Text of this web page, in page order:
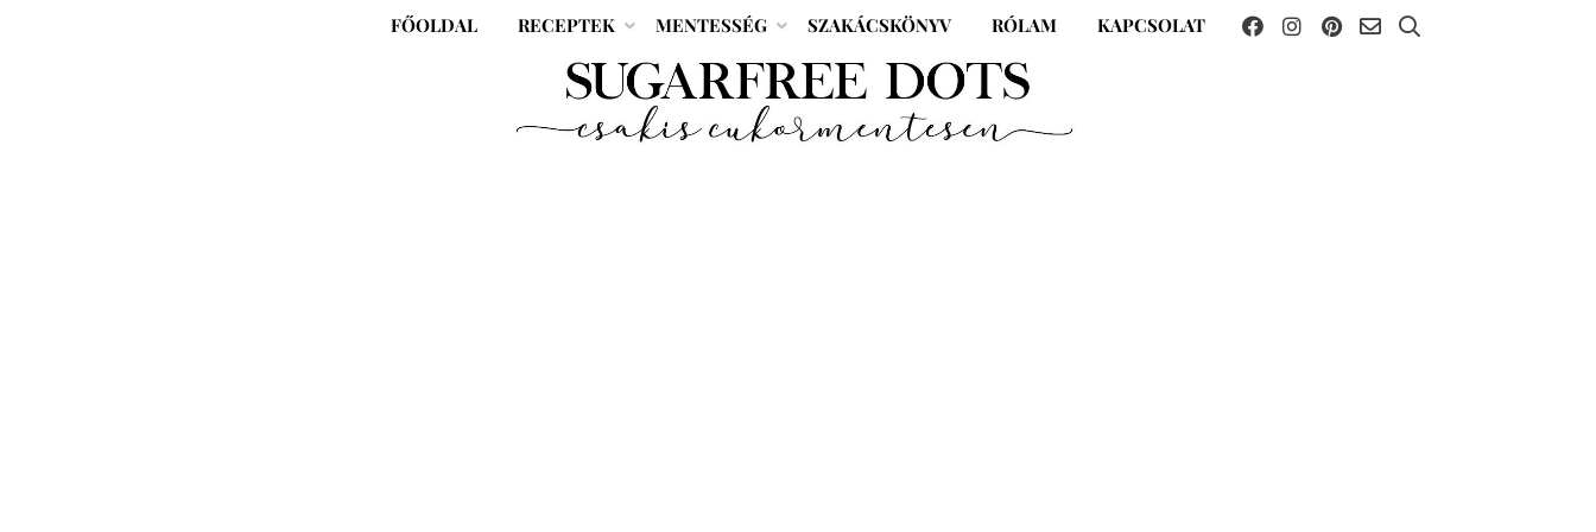
FŐOLDAL RECEPTEK MENTESSÉG SZAKÁCSKÖNYV RÓLAM KAPCSOLAT